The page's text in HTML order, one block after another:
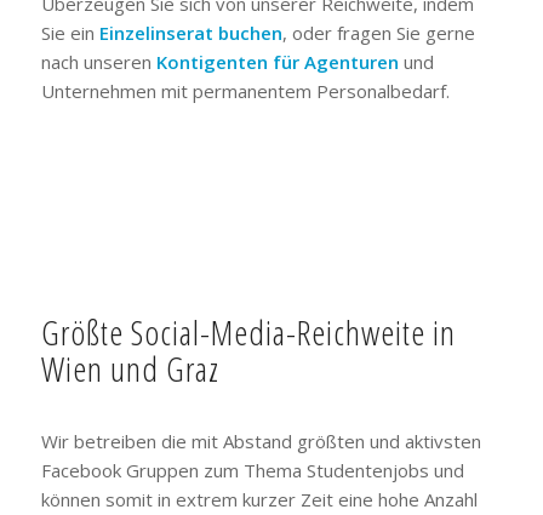
Sie ein Einzelinserat buchen, oder fragen Sie gerne
nach unseren Kontigenten für Agenturen und
Unternehmen mit permanentem Personalbedarf.
Größte Social-Media-Reichweite in
Wien und Graz
Wir betreiben die mit Abstand größten und aktivsten
Facebook Gruppen zum Thema Studentenjobs und
können somit in extrem kurzer Zeit eine hohe Anzahl